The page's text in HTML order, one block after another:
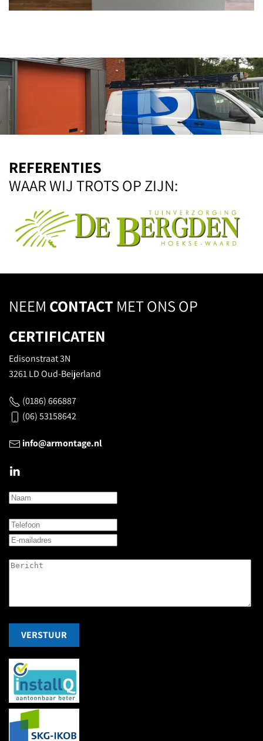
REFERENTIES
WAAR WIJ TROTS OP ZIJN:
NEEM CONTACT MET ONS OP
CERTIFICATEN
Edisonstraat 3N
3261 LD Oud-Beijerland
(0186) 666887
(06) 53158642
info@armontage.nl
VERSTUUR